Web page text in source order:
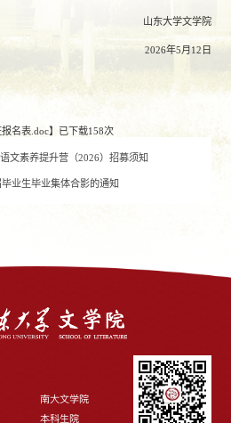
山东大学文学院
2026年5月 12 日
名表.doc】已下载158次
文素养提升营（2026）招募须知
业生毕业集体合影的通知
南大文学院
本科生院